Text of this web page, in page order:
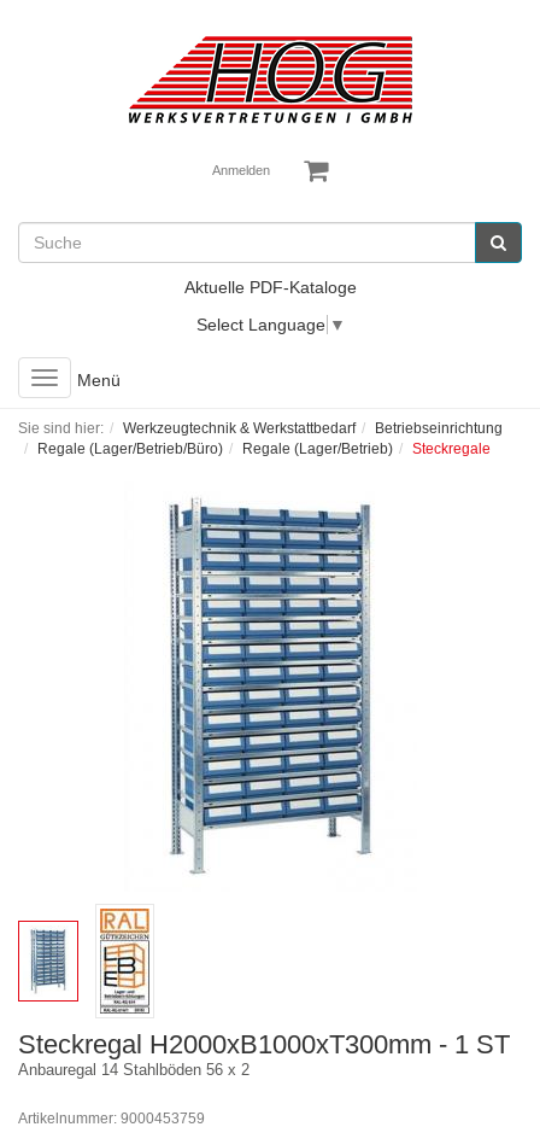
Anmelden
Aktuelle PDF-Kataloge
Select Language ▼
Toggle
navigation
Menü
Sie sind hier: Werkzeugtechnik & Werkstattbedarf
Betriebseinrichtung
Regale (Lager/Betrieb/Büro)
Regale (Lager/Betrieb) Steckregale
Steckregal H2000xB1000xT300mm - 1 ST
Anbauregal 14 Stahlböden 56 x 2
Artikelnummer: 9000453759